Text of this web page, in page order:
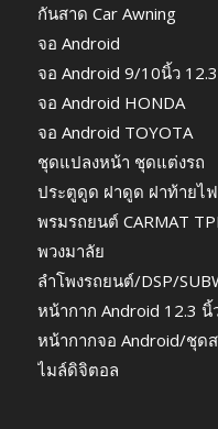
กันสาด Car Awning
จอ Android
จอ Android 9/10นิ้ว
จอ Android HONDA
จอ Android TOYOTA
ชุดแปลงหน้า ชุดแต่งรถ
ประตูดูด ฝาดูด ฝาท้ายไ
พรมรถยนต์ CARMAT
พวงมาลัย
ลำโพงรถยนต์/DSP/
หน้ากาก Android 12.3 นิ้
หน้ากากจอ Android/ชุด
ไมล์ดิจิตอล